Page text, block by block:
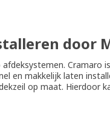
door
en makkelijk laten
op maat. Hierdoor